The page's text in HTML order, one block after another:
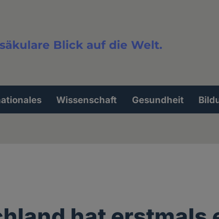
Blick auf die Welt.
Wissenschaft Gesundheit